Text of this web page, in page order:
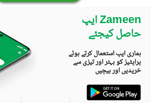
Zameen ایپ
حاصل کیجئے
ہماری ایپ استعمال کرتے ہوئے
پراپٹیز کو بہتر اور تیزی سے
خریدیں اور بیچیں